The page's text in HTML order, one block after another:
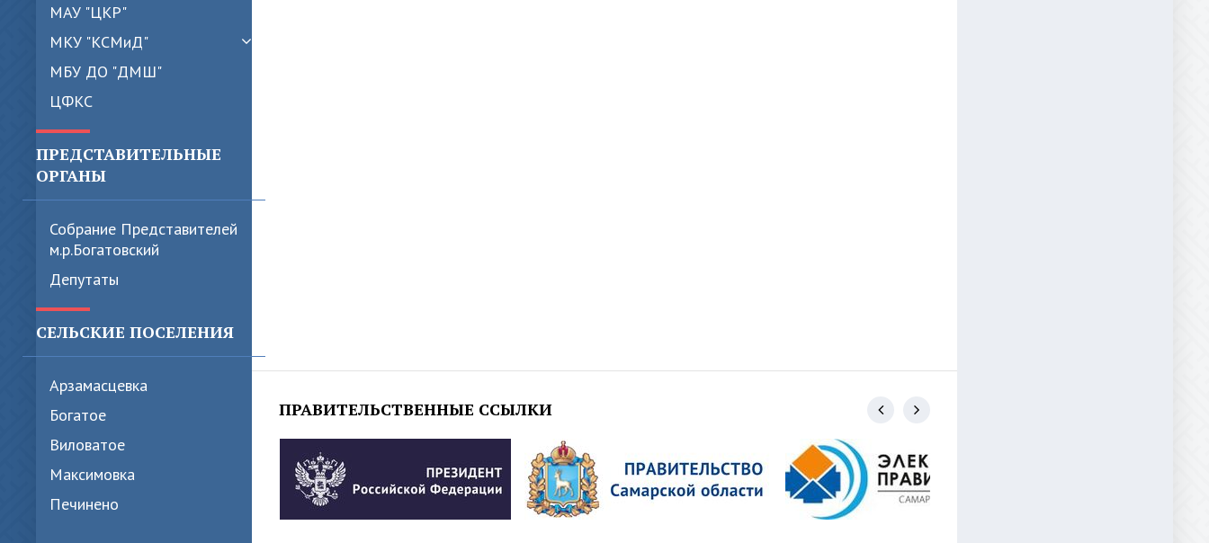
МАУ "ЦКР"
МКУ "КСМиД"
МБУ ДО "ДМШ"
ЦФКС
ПРЕДСТАВИТЕЛЬНЫЕ
ОРГАНЫ
Собрание Представителей
м.р.Богатовский
Депутаты
СЕЛЬСКИЕ ПОСЕЛЕНИЯ
Арзамасцевка
Богатое
Виловатое
Максимовка
Печинено
ПРАВИТЕЛЬСТВЕННЫЕ ССЫЛКИ